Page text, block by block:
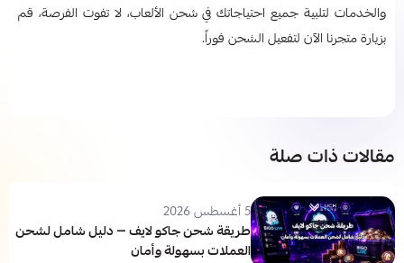
والخدمات لتلبية جميع احتياجاتك في شحن الألعاب، لا تفوت الفرصة، قم
بزيارة متجرنا الآن لتفعيل الشحن فوراً.
مقالات ذات صلة
5 أغسطس 2026
طريقة شحن جاكو لايف — دليل شامل لشحن
العملات بسهولة وأمان